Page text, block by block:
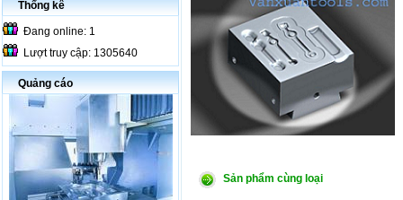
Thống kê
Đang online: 1
Lượt truy cập: 1305640
Quảng cáo
Sản phẩm cùng loại